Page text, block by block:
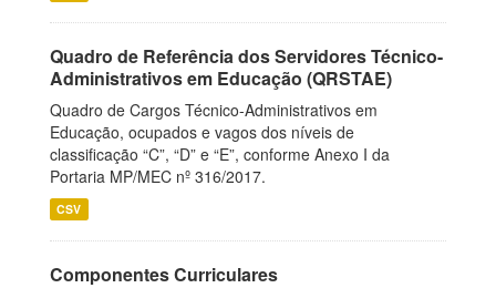
Quadro de Referência dos Servidores Técnico-
Administrativos em Educação (QRSTAE)
Quadro de Cargos Técnico-Administrativos em
Educação, ocupados e vagos dos níveis de
classificação “C”, “D” e “E”, conforme Anexo I da
Portaria MP/MEC nº 316/2017.
CSV
Componentes Curriculares